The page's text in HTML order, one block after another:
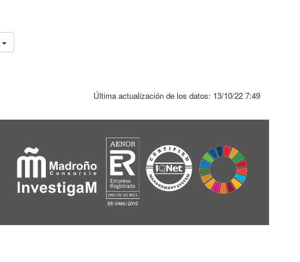
Última actualización de los datos: 13/10/22 7:49